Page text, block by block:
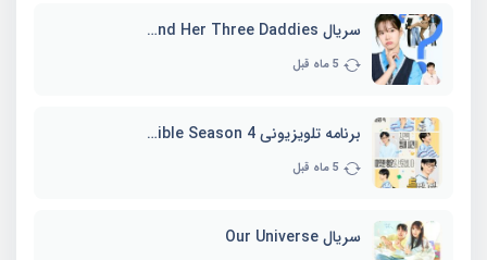
سریال Marie and Her Three Daddies
5 ماه قبل
برنامه تلویزیونی Whenever Possible Season 4
5 ماه قبل
سریال Our Universe